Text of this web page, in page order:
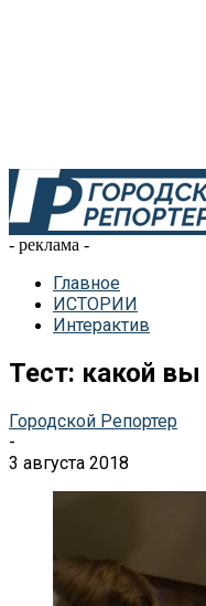
- реклама -
Главное
ИСТОРИИ
Интерактив
Тест: какой
Городской Репортер
-
3 августа 2018